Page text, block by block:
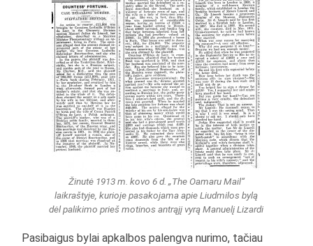
Žinutė 1913 m. kovo 6 d. „The Oamaru Mail“
laikraštyje, kurioje pasakojama apie Liudmilos bylą
dėl palikimo prieš motinos antrąjį vyrą Manuelį Lizardi
Pasibaigus bylai apkalbos palengva nurimo, tačiau